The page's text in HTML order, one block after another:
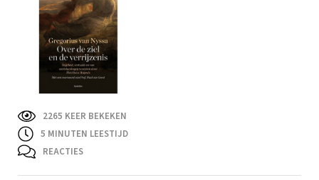
2265 KEER BEKEKEN
5 MINUTEN LEESTIJD
REACTIES